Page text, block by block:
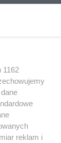
1162
reklam i